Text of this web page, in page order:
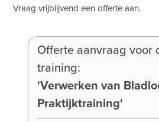
Vraag vrijblijvend een offerte aan.
Offerte aanvraag voor
training:
'Verwerken van
Praktijktraining'